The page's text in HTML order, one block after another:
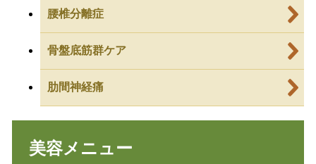
腰椎分離症
骨盤底筋群ケア
肋間神経痛
美容メニュー